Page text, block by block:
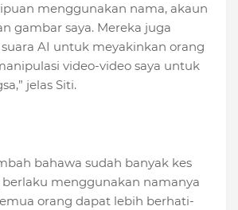
menggunakan nama, akaun
gambar saya. Mereka juga
AI untuk meyakinkan orang
video-video saya untuk
jelas Siti.
bahawa sudah banyak kes
menggunakan namanya
orang dapat lebih berhati-